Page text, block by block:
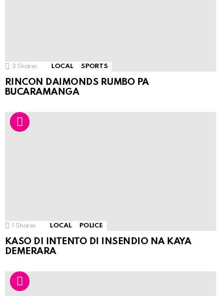
3 Shares LOCAL SPORTS
RINCON DAIMONDS RUMBO PA
BUCARAMANGA
Shares LOCAL POLICE
KASO DI INTENTO DI INSENDIO NA KAYA
DEMERARA